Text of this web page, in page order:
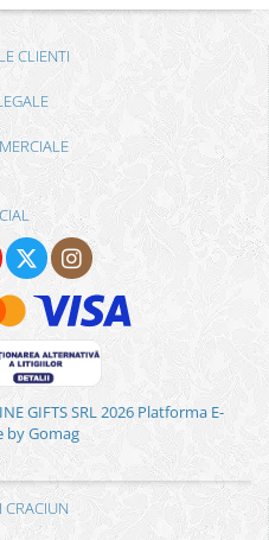
CLIENTI
GIFTS SRL 2026 Platforma E-
by Gomag
CRACIUN